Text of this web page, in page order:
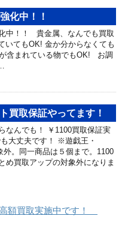
化中！！
中！！ 貴金属、なんでも買取
いてもOK! 金か分からなくても
含まれている物でもOK! お調
買取保証やってます！
なんでも！ ￥1100買取保証実
大丈夫です！ ※遊戯王・
外。同一商品は５個まで。1100
め買取アップの対象外になりま
額買取実施中です！